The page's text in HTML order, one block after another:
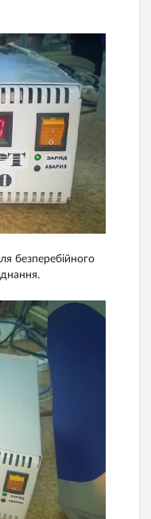
безперебійного